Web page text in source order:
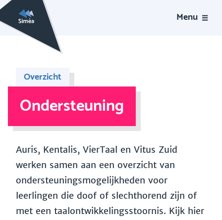
Menu
Overzicht
Ondersteuning
Auris, Kentalis, VierTaal en Vitus Zuid
werken samen aan een overzicht van
ondersteuningsmogelijkheden voor
leerlingen die doof of slechthorend zijn of
met een taalontwikkelingsstoornis. Kijk hier